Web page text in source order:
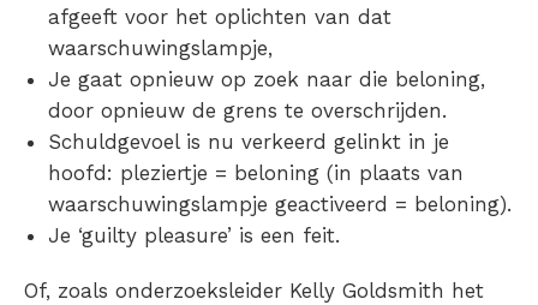
afgeeft voor het oplichten van dat
waarschuwingslampje,
Je gaat opnieuw op zoek naar die beloning,
door opnieuw de grens te overschrijden.
Schuldgevoel is nu verkeerd gelinkt in je
hoofd: pleziertje = beloning (in plaats van
waarschuwingslampje geactiveerd = beloning).
Je ‘guilty pleasure’ is een feit.
Of, zoals onderzoeksleider Kelly Goldsmith het